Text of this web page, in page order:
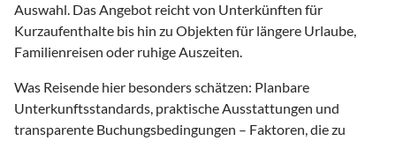
Auswahl. Das Angebot reicht von Unterkünften für
Kurzaufenthalte bis hin zu Objekten für längere Urlaube,
Familienreisen oder ruhige Auszeiten.
Was Reisende hier besonders schätzen: Planbare
Unterkunftsstandards, praktische Ausstattungen und
transparente Buchungsbedingungen – Faktoren, die zu